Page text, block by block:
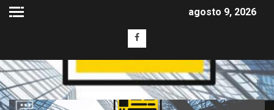
agosto 9, 2026